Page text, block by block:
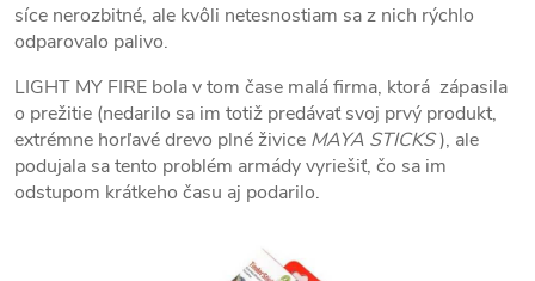
síce nerozbitné, ale kvôli netesnostiam sa z nich rýchlo
odparovalo palivo.
LIGHT MY FIRE bola v tom čase malá firma, ktorá zápasila
o prežitie (nedarilo sa im totiž predávať svoj prvý produkt,
extrémne horľavé drevo plné živice MAYA STICKS), ale
podujala sa tento problém armády vyriešiť, čo sa im
odstupom krátkeho času aj podarilo.